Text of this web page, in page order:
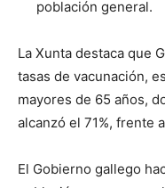
población general.
La Xunta destaca que
tasas de vacunación,
mayores de 65 años,
alcanzó el 71%, frente
El Gobierno gallego